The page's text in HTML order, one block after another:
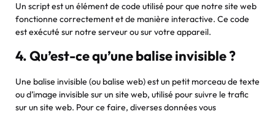
Un script est un élément de code utilisé pour que notre site web
fonctionne correctement et de manière interactive. Ce code
est exécuté sur notre serveur ou sur votre appareil.
4. Qu’est-ce qu’une balise invisible ?
Une balise invisible (ou balise web) est un petit morceau de texte
ou d’image invisible sur un site web, utilisé pour suivre le trafic
sur un site web. Pour ce faire, diverses données vous